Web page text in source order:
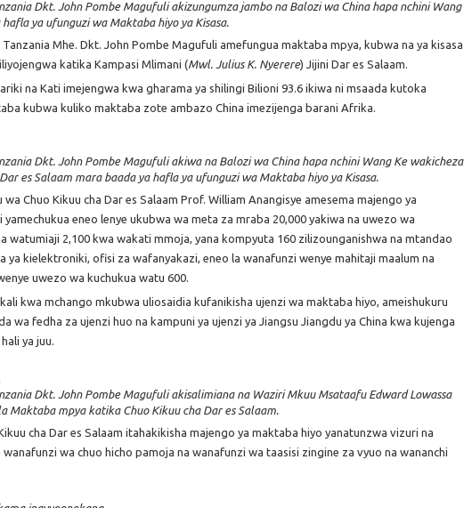
Dkt. John Pombe Magufuli akizungumza jambo na Balozi wa China hapa nchini Wang
ya ufunguzi wa Maktaba hiyo ya Kisasa.
Mhe. Dkt. John Pombe Magufuli amefungua maktaba mpya, kubwa na ya kisasa
katika Kampasi Mlimani (Mwl. Julius K. Nyerere) Jijini Dar es Salaam.
na Kati imejengwa kwa gharama ya shilingi Bilioni 93.6 ikiwa ni msaada kutoka
kubwa kuliko maktaba zote ambazo China imezijenga barani Afrika.
Dkt. John Pombe Magufuli akiwa na Balozi wa China hapa nchini Wang Ke wakicheza
es Salaam mara baada ya hafla ya ufunguzi wa Maktaba hiyo ya Kisasa.
Chuo Kikuu cha Dar es Salaam Prof. William Anangisye amesema majengo ya
eneo lenye ukubwa wa meta za mraba 20,000 yakiwa na uwezo wa
watumiaji 2,100 kwa wakati mmoja, yana kompyuta 160 zilizounganishwa na mtandao
ya kielektroniki, ofisi za wafanyakazi, eneo la wanafunzi wenye mahitaji maalum na
uwezo wa kuchukua watu 600.
kwa mchango mkubwa uliosaidia kufanikisha ujenzi wa maktaba hiyo, ameishukuru
wa fedha za ujenzi huo na kampuni ya ujenzi ya Jiangsu Jiangdu ya China kwa kujenga
ya juu.
Dkt. John Pombe Magufuli akisalimiana na Waziri Mkuu Msataafu Edward Lowassa
Maktaba mpya katika Chuo Kikuu cha Dar es Salaam.
cha Dar es Salaam itahakikisha majengo ya maktaba hiyo yanatunzwa vizuri na
wa chuo hicho pamoja na wanafunzi wa taasisi zingine za vyuo na wananchi